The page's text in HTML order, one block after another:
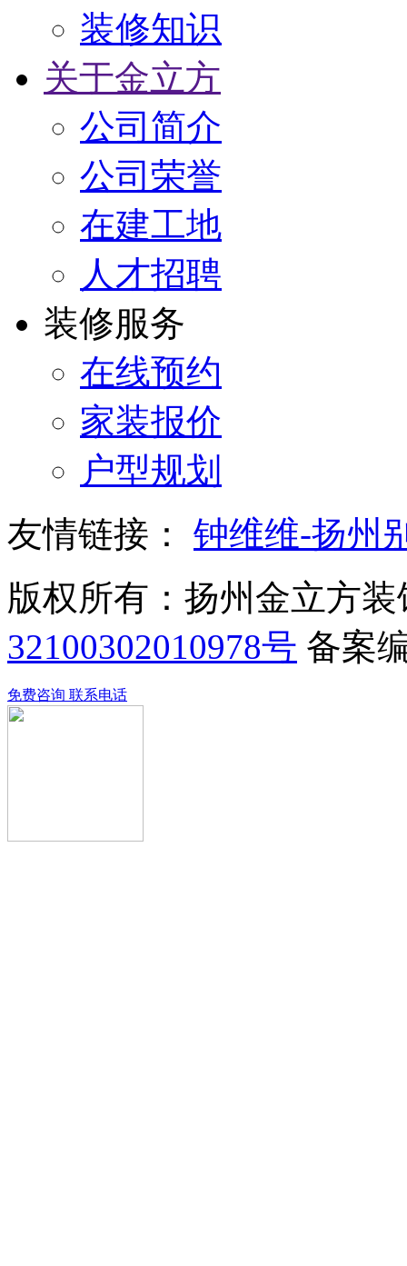
装修知识
关于金立方
公司简介
公司荣誉
在建工地
人才招聘
装修服务
在线预约
家装报价
户型规划
友情链接： 钟维维-扬州
版权所有：扬州金立方
32100302010978号 备案
免费咨询 联系电话